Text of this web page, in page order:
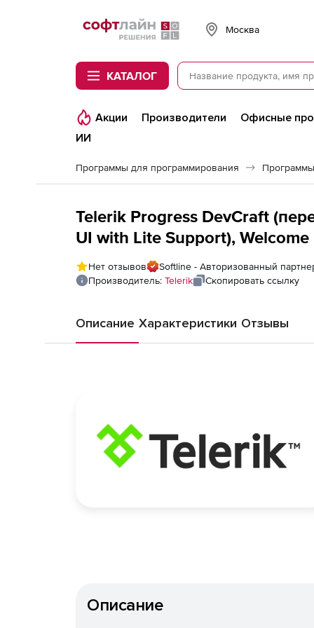
Softline
Москва
КАТАЛОГ
Акции Производители Офисные
ИИ
Программы для программирования
Telerik Progress DevCraft
UI with Lite Support),
Developer License
Нет отзывов
Softline - Авторизованный
Производитель: Telerik Скопировать ссылку
Описание Характеристики Отзывы
Описание